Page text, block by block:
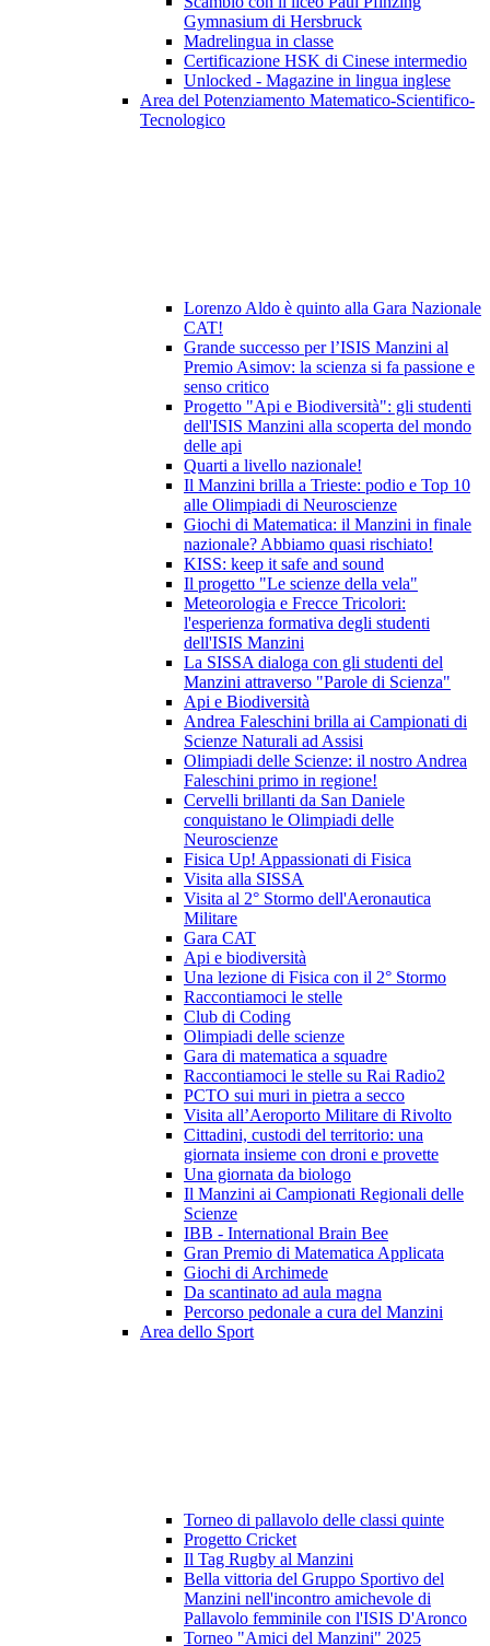
Gymnasium di Hersbruck
Madrelingua in classe
Certificazione HSK di Cinese intermedio
Unlocked - Magazine in lingua inglese
Area del Potenziamento Matematico-Scientifico-
Tecnologico
Lorenzo Aldo è quinto alla Gara Nazionale
CAT!
Grande successo per l’ISIS Manzini al
Premio Asimov: la scienza si fa passione e
senso critico
Progetto "Api e Biodiversità": gli studenti
dell'ISIS Manzini alla scoperta del mondo
delle api
Quarti a livello nazionale!
Il Manzini brilla a Trieste: podio e Top 10
alle Olimpiadi di Neuroscienze
Giochi di Matematica: il Manzini in finale
nazionale? Abbiamo quasi rischiato!
KISS: keep it safe and sound
Il progetto "Le scienze della vela"
Meteorologia e Frecce Tricolori:
l'esperienza formativa degli studenti
dell'ISIS Manzini
La SISSA dialoga con gli studenti del
Manzini attraverso "Parole di Scienza"
Api e Biodiversità
Andrea Faleschini brilla ai Campionati di
Scienze Naturali ad Assisi
Olimpiadi delle Scienze: il nostro Andrea
Faleschini primo in regione!
Cervelli brillanti da San Daniele
conquistano le Olimpiadi delle
Neuroscienze
Fisica Up! Appassionati di Fisica
Visita alla SISSA
Visita al 2° Stormo dell'Aeronautica
Militare
Gara CAT
Api e biodiversità
Una lezione di Fisica con il 2° Stormo
Raccontiamoci le stelle
Club di Coding
Olimpiadi delle scienze
Gara di matematica a squadre
Raccontiamoci le stelle su Rai Radio2
PCTO sui muri in pietra a secco
Visita all’Aeroporto Militare di Rivolto
Cittadini, custodi del territorio: una
giornata insieme con droni e provette
Una giornata da biologo
Il Manzini ai Campionati Regionali delle
Scienze
IBB - International Brain Bee
Gran Premio di Matematica Applicata
Giochi di Archimede
Da scantinato ad aula magna
Percorso pedonale a cura del Manzini
Area dello Sport
Torneo di pallavolo delle classi quinte
Progetto Cricket
Il Tag Rugby al Manzini
Bella vittoria del Gruppo Sportivo del
Manzini nell'incontro amichevole di
Pallavolo femminile con l'ISIS D'Aronco
Torneo "Amici del Manzini" 2025